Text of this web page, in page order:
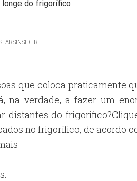
que coloca praticamente
na verdade, a fazer um
distantes do
no frigorífico, de acordo